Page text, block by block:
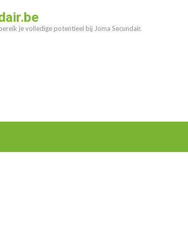
je volledige potentieel bij Joma Secundair.